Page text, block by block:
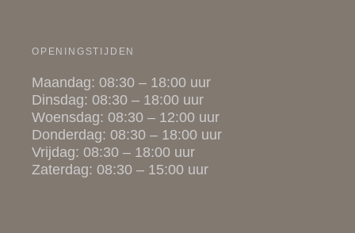
OPENINGSTIJDEN
Maandag: 08:30 – 18:00 uur
Dinsdag: 08:30 – 18:00 uur
Woensdag: 08:30 – 12:00 uur
Donderdag: 08:30 – 18:00 uur
Vrijdag: 08:30 – 18:00 uur
Zaterdag: 08:30 – 15:00 uur